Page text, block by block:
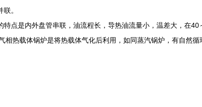
。
点是内外盘管串联，油流程长，导热油流量小，温差大，在
热载体锅炉是将热载体气化后利用，如同蒸汽锅炉，有自然